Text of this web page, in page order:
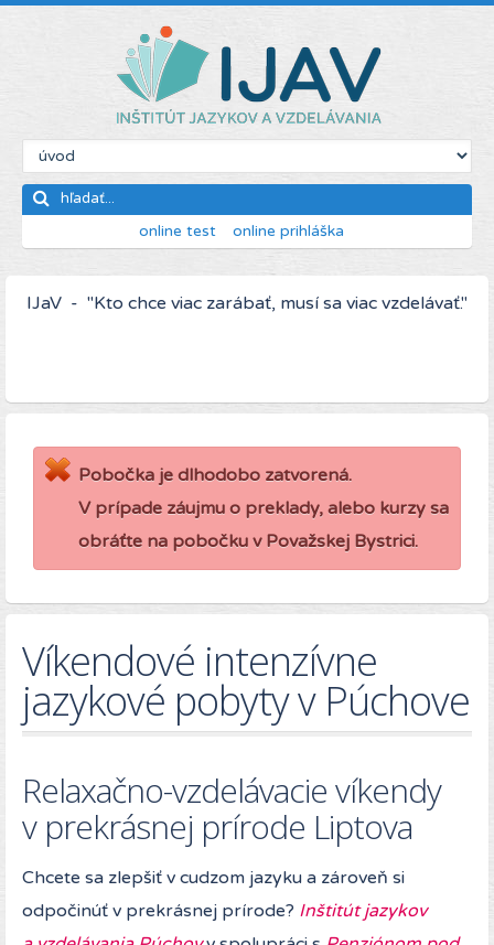
online test online prihláška
IJaV - "Kto chce viac zarábať, musí sa viac vzdelávať."
Pobočka je dlhodobo zatvorená.
V prípade záujmu o preklady, alebo kurzy sa
obráťte na pobočku v Považskej Bystrici.
Víkendové intenzívne
jazykové pobyty v Púchove
Relaxačno-vzdelávacie víkendy
v prekrásnej prírode Liptova
Chcete sa zlepšiť v cudzom jazyku a zároveň si
odpočinúť v prekrásnej prírode? Inštitút jazykov